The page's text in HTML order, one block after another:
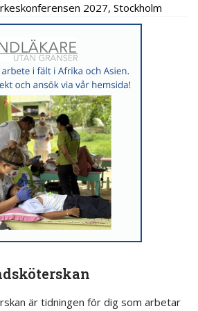
2027, Stockholm
är tidningen för dig som arbetar